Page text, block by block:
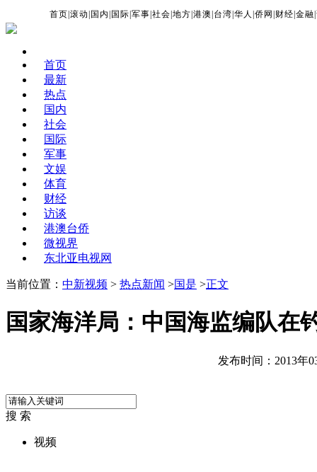
首页 |滚动 国内 国际 |军事 |社会 |地方 |港澳 台湾 |华人 |侨网 财经 |金融 |
首页
最新
热点
国内
社会
国际
军事
文娱
体育
财经
访谈
港澳台侨
微视界
东北亚电视网
当前位置： 中新视频 > 热点新闻 >国是 >正文
国家海洋局：中国海监编队在
发布时间：2013年
搜 索
视频